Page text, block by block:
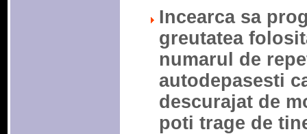
Incearca sa
greutatea
numarul de
autodepasesti
descurajat de
poti trage de